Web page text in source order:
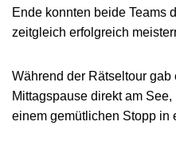
Ende konnten beide Teams
zeitgleich erfolgreich
Während der Rätseltour
Mittagspause direkt am
einem gemütlichen Stopp in